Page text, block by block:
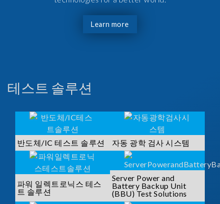
Learn more
테스트 솔루션
반도체/IC 테스트 솔루션 자동 광학 검사 시스템
파워 일렉트로닉스 테스
트 솔루션
Server Power and
Battery Backup Unit
(BBU) Test Solutions